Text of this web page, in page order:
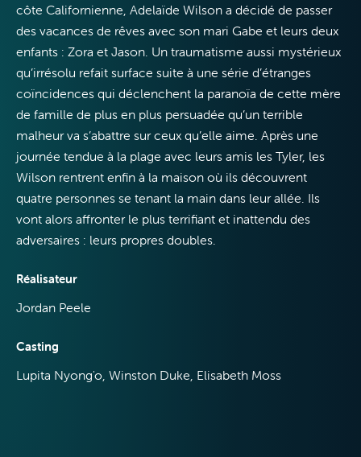
Mobile
VOO & Orange
côte Californienne, Adelaïde Wilson a décidé de passer
des vacances de rêves avec son mari Gabe et leurs deux
enfants : Zora et Jason. Un traumatisme aussi mystérieux
qu’irrésolu refait surface suite à une série d’étranges
coïncidences qui déclenchent la paranoïa de cette mère
de famille de plus en plus persuadée qu’un terrible
malheur va s’abattre sur ceux qu’elle aime. Après une
journée tendue à la plage avec leurs amis les Tyler, les
Wilson rentrent enfin à la maison où ils découvrent
quatre personnes se tenant la main dans leur allée. Ils
vont alors affronter le plus terrifiant et inattendu des
adversaires : leurs propres doubles.
Réalisateur
Jordan Peele
Casting
Lupita Nyong'o, Winston Duke, Elisabeth Moss